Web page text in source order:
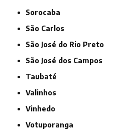
Sorocaba
São Carlos
São José do Rio Preto
São José dos Campos
Taubaté
Valinhos
Vinhedo
Votuporanga